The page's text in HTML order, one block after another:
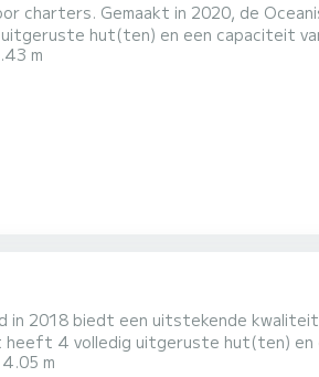
charters. Gemaakt in 2020, de
vakantie op het water door te
m
in 2018 biedt een uitstekende
bondgenoot om een uitzonderlijke
m